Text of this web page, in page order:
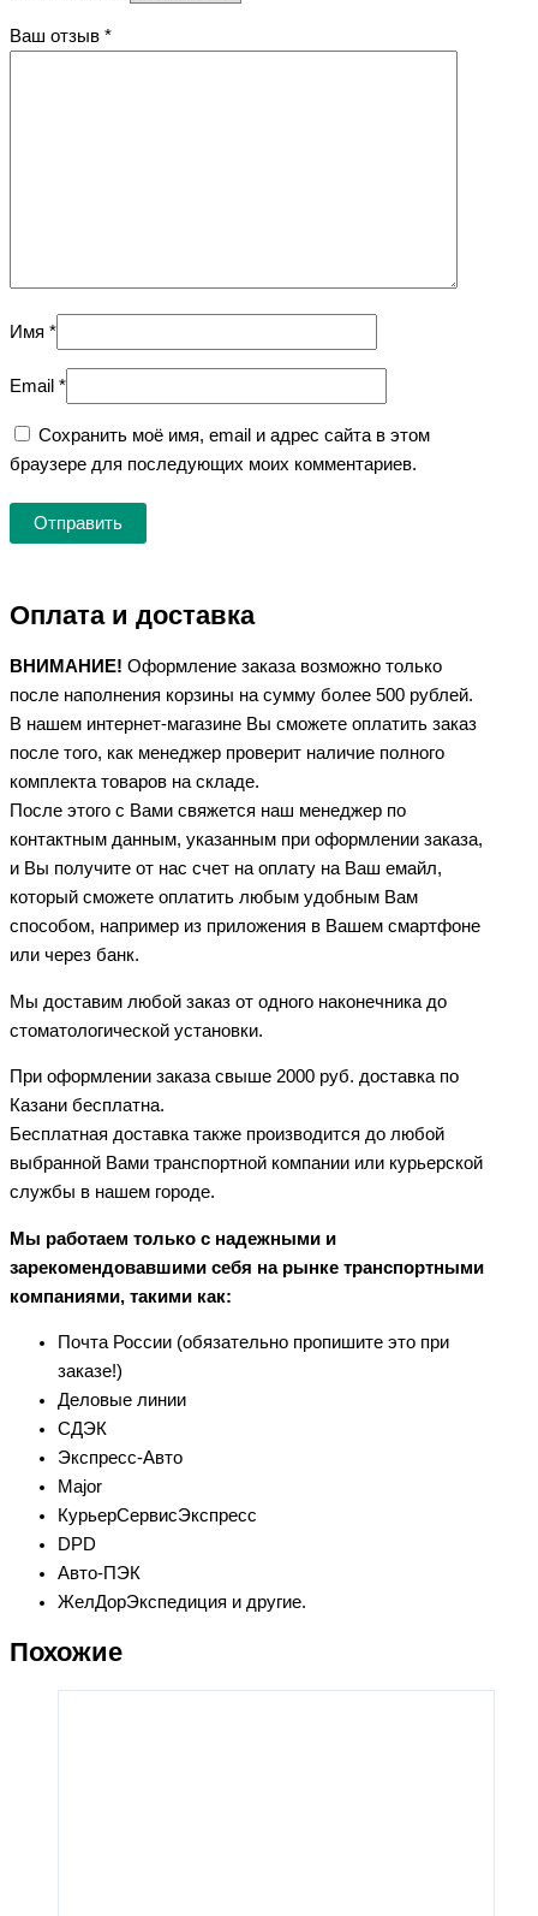
Ваш отзыв *
Имя *
Email *
Сохранить моё имя, email и адрес сайта в этом
браузере для последующих моих комментариев.
Оплата и доставка
ВНИМАНИЕ! Оформление заказа возможно только
после наполнения корзины на сумму более 500 рублей.
В нашем интернет-магазине Вы сможете оплатить заказ
после того, как менеджер проверит наличие полного
комплекта товаров на складе.
После этого с Вами свяжется наш менеджер по
контактным данным, указанным при оформлении заказа,
и Вы получите от нас счет на оплату на Ваш емайл,
который сможете оплатить любым удобным Вам
способом, например из приложения в Вашем смартфоне
или через банк.
Мы доставим любой заказ от одного наконечника до
стоматологической установки.
При оформлении заказа свыше 2000 руб. доставка по
Казани бесплатна.
Бесплатная доставка также производится до любой
выбранной Вами транспортной компании или курьерской
службы в нашем городе.
Мы работаем только с надежными и
зарекомендовавшими себя на рынке транспортными
компаниями, такими как:
Почта России (обязательно пропишите это при
заказе!)
Деловые линии
СДЭК
Экспресс-Авто
Major
КурьерСервисЭкспресс
DPD
Авто-ПЭК
ЖелДорЭкспедиция и другие.
Похожие